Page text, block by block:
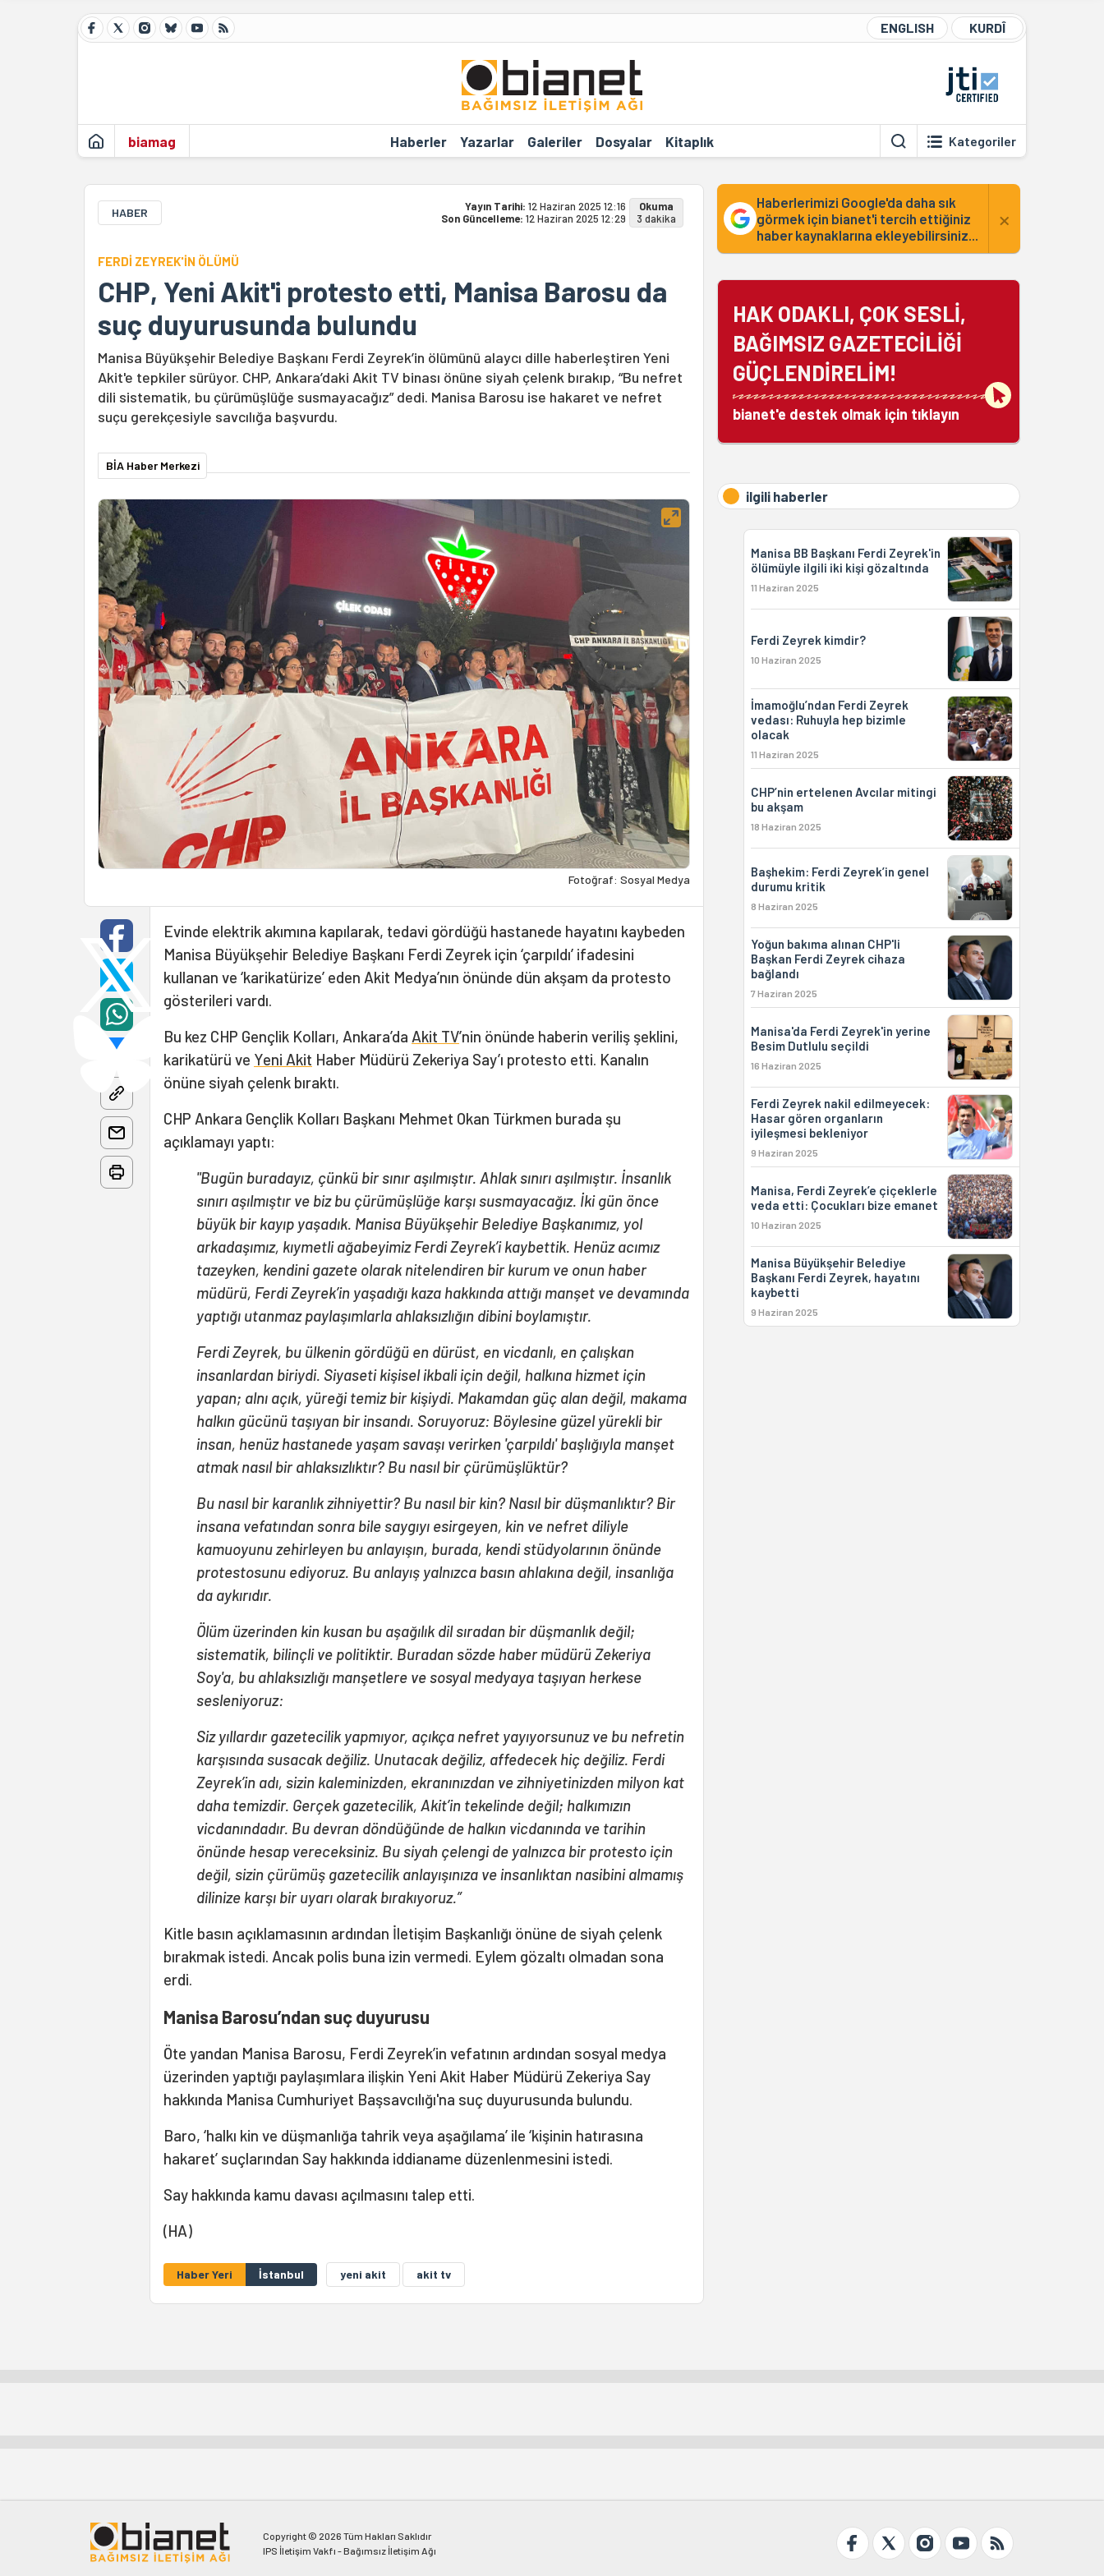
ENGLISH KURDÎ
biamag Haberler Yazarlar Galeriler Dosyalar Kitaplık Kategoriler
HABER Yayın Tarihi: 12 Haziran 2025 12:16
Son Güncelleme: 12 Haziran 2025 12:29
Okuma
3 dakika
FERDİ ZEYREK'İN ÖLÜMÜ
CHP, Yeni Akit'i protesto etti, Manisa Barosu da
suç duyurusunda bulundu
Manisa Büyükşehir Belediye Başkanı Ferdi Zeyrek’in ölümünü alaycı dille haberleştiren Yeni
Akit'e tepkiler sürüyor. CHP, Ankara’daki Akit TV binası önüne siyah çelenk bırakıp, “Bu nefret
dili sistematik, bu çürümüşlüğe susmayacağız” dedi. Manisa Barosu ise hakaret ve nefret
suçu gerekçesiyle savcılığa başvurdu.
BİA Haber Merkezi
Fotoğraf: Sosyal Medya
Evinde elektrik akımına kapılarak, tedavi gördüğü hastanede hayatını kaybeden
Manisa Büyükşehir Belediye Başkanı Ferdi Zeyrek için ‘çarpıldı’ ifadesini
kullanan ve ‘karikatürize’ eden Akit Medya’nın önünde dün akşam da protesto
gösterileri vardı.
Bu kez CHP Gençlik Kolları, Ankara’da Akit TV’nin önünde haberin veriliş şeklini,
karikatürü ve Yeni Akit Haber Müdürü Zekeriya Say’ı protesto etti. Kanalın
önüne siyah çelenk bıraktı.
CHP Ankara Gençlik Kolları Başkanı Mehmet Okan Türkmen burada şu
açıklamayı yaptı:
"Bugün buradayız, çünkü bir sınır aşılmıştır. Ahlak sınırı aşılmıştır. İnsanlık
sınırı aşılmıştır ve biz bu çürümüşlüğe karşı susmayacağız. İki gün önce
büyük bir kayıp yaşadık. Manisa Büyükşehir Belediye Başkanımız, yol
arkadaşımız, kıymetli ağabeyimiz Ferdi Zeyrek’i kaybettik. Henüz acımız
tazeyken, kendini gazete olarak nitelendiren bir kurum ve onun haber
müdürü, Ferdi Zeyrek’in yaşadığı kaza hakkında attığı manşet ve devamında
yaptığı utanmaz paylaşımlarla ahlaksızlığın dibini boylamıştır.
Ferdi Zeyrek, bu ülkenin gördüğü en dürüst, en vicdanlı, en çalışkan
insanlardan biriydi. Siyaseti kişisel ikbali için değil, halkına hizmet için
yapan; alnı açık, yüreği temiz bir kişiydi. Makamdan güç alan değil, makama
halkın gücünü taşıyan bir insandı. Soruyoruz: Böylesine güzel yürekli bir
insan, henüz hastanede yaşam savaşı verirken 'çarpıldı' başlığıyla manşet
atmak nasıl bir ahlaksızlıktır? Bu nasıl bir çürümüşlüktür?
Bu nasıl bir karanlık zihniyettir? Bu nasıl bir kin? Nasıl bir düşmanlıktır? Bir
insana vefatından sonra bile saygıyı esirgeyen, kin ve nefret diliyle
kamuoyunu zehirleyen bu anlayışın, burada, kendi stüdyolarının önünde
protestosunu ediyoruz. Bu anlayış yalnızca basın ahlakına değil, insanlığa
da aykırıdır.
Ölüm üzerinden kin kusan bu aşağılık dil sıradan bir düşmanlık değil;
sistematik, bilinçli ve politiktir. Buradan sözde haber müdürü Zekeriya
Soy'a, bu ahlaksızlığı manşetlere ve sosyal medyaya taşıyan herkese
sesleniyoruz:
Siz yıllardır gazetecilik yapmıyor, açıkça nefret yayıyorsunuz ve bu nefretin
karşısında susacak değiliz. Unutacak değiliz, affedecek hiç değiliz. Ferdi
Zeyrek’in adı, sizin kaleminizden, ekranınızdan ve zihniyetinizden milyon kat
daha temizdir. Gerçek gazetecilik, Akit’in tekelinde değil; halkımızın
vicdanındadır. Bu devran döndüğünde de halkın vicdanında ve tarihin
önünde hesap vereceksiniz. Bu siyah çelengi de yalnızca bir protesto için
değil, sizin çürümüş gazetecilik anlayışınıza ve insanlıktan nasibini almamış
dilinize karşı bir uyarı olarak bırakıyoruz.”
Kitle basın açıklamasının ardından İletişim Başkanlığı önüne de siyah çelenk
bırakmak istedi. Ancak polis buna izin vermedi. Eylem gözaltı olmadan sona
erdi.
Manisa Barosu’ndan suç duyurusu
Öte yandan Manisa Barosu, Ferdi Zeyrek’in vefatının ardından sosyal medya
üzerinden yaptığı paylaşımlara ilişkin Yeni Akit Haber Müdürü Zekeriya Say
hakkında Manisa Cumhuriyet Başsavcılığı'na suç duyurusunda bulundu.
Baro, ‘halkı kin ve düşmanlığa tahrik veya aşağılama’ ile ‘kişinin hatırasına
hakaret’ suçlarından Say hakkında iddianame düzenlenmesini istedi.
Say hakkında kamu davası açılmasını talep etti.
(HA)
Haber Yeri İstanbul yeni akit akit tv
Haberlerimizi Google'da daha sık
görmek için bianet'i tercih ettiğiniz
haber kaynaklarına ekleyebilirsiniz...
×
HAK ODAKLI, ÇOK SESLİ,
BAĞIMSIZ GAZETECİLİĞİ
GÜÇLENDİRELİM!
bianet'e destek olmak için tıklayın
ilgili haberler
Manisa BB Başkanı Ferdi Zeyrek'in
ölümüyle ilgili iki kişi gözaltında
11 Haziran 2025
Ferdi Zeyrek kimdir?
10 Haziran 2025
İmamoğlu’ndan Ferdi Zeyrek
vedası: Ruhuyla hep bizimle
olacak
11 Haziran 2025
CHP’nin ertelenen Avcılar mitingi
bu akşam
18 Haziran 2025
Başhekim: Ferdi Zeyrek’in genel
durumu kritik
8 Haziran 2025
Yoğun bakıma alınan CHP'li
Başkan Ferdi Zeyrek cihaza
bağlandı
7 Haziran 2025
Manisa'da Ferdi Zeyrek'in yerine
Besim Dutlulu seçildi
16 Haziran 2025
Ferdi Zeyrek nakil edilmeyecek:
Hasar gören organların
iyileşmesi bekleniyor
9 Haziran 2025
Manisa, Ferdi Zeyrek’e çiçeklerle
veda etti: Çocukları bize emanet
10 Haziran 2025
Manisa Büyükşehir Belediye
Başkanı Ferdi Zeyrek, hayatını
kaybetti
9 Haziran 2025
Copyright © 2026 Tüm Hakları Saklıdır
IPS İletişim Vakfı - Bağımsız İletişim Ağı